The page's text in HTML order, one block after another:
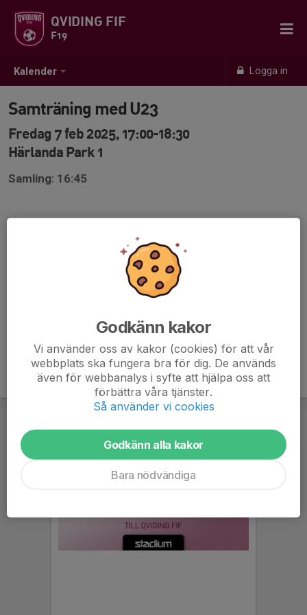
Kalender Logga in
QVIDING FIF
F19
Samträning med U23
Fredag 7 feb 2025, 17:00-18:30
Härlanda Park 1
Samling: 16:45
Godkänn kakor
Vi använder oss av kakor (cookies) för att vår
webbplats ska fungera bra för dig. De används
även för webbanalys i syfte att hjälpa oss att
förbättra våra tjänster.
Så använder vi cookies
Godkänn alla kakor
Bara nödvändiga